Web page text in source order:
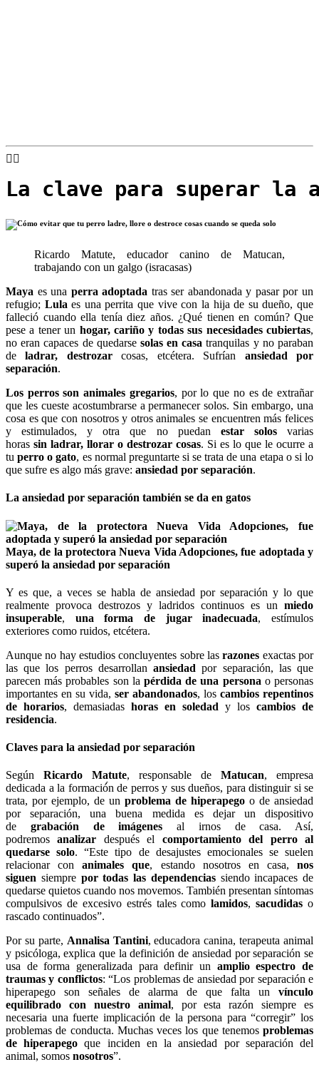
La clave para superar la
Ricardo Matute, educador canino de Matucan,
trabajando con un galgo (isracasas)
Maya es una perra adoptada tras ser abandonada y pasar por un
refugio; Lula es una perrita que vive con la hija de su dueño, que
falleció cuando ella tenía diez años. ¿Qué tienen en común? Que
pese a tener un hogar, cariño y todas sus necesidades cubiertas,
no eran capaces de quedarse solas en casatranquilas y no paraban
de ladrar, destrozarcosas, etcétera. Sufrían ansiedad por
separación.
Los perros son animales gregarios, por lo que no es de extrañar
que les cueste acostumbrarse a permanecer solos. Sin embargo, una
cosa es que con nosotros y otros animales se encuentren más felices
y estimulados, y otra que no puedan estar solosvarias
horas sin ladrar, llorar o destrozar cosas. Si es lo que le ocurre a
tuperro o gato, es normal preguntarte si se trata de una etapa o si lo
que sufre es algo más grave: ansiedad por separación.
La ansiedad por separación también se da en gatos
Maya, de la protectora Nueva Vida Adopciones, fue adoptada y
superó la ansiedad por separación
Y es que, a veces se habla de ansiedad por separación y lo que
realmente provoca destrozos y ladridos continuos es un miedo
insuperable, una forma de jugar inadecuada, estímulos
exteriores como ruidos, etcétera.
Aunque no hay estudios concluyentes sobre las razones exactas por
las que los perros desarrollanansiedad por separación, las que
parecen más probables son la pérdida de una persona o personas
importantes en su vida, ser abandonados, los cambios repentinos
de horarios, demasiadas horas en soledad y los cambios de
residencia.
Claves para la ansiedad por separación
Según Ricardo Matute, responsable de Matucan, empresa
dedicada a la formació́n de perros y sus dueños, para distinguir si se
trata, por ejemplo, de un problema de hiperapego o de ansiedad
por separación, una buena medida es dejar un dispositivo
de grabación de imágenes al irnos de casa. Así,
podremos analizar después el comportamiento del perro al
quedarse solo. “Este tipo de desajustes emocionales se suelen
relacionar conanimales que, estando nosotros en casa, nos
siguen siemprepor todas las dependenciassiendo incapaces de
quedarse quietos cuando nos movemos. También presentan síntomas
compulsivos de excesivo estrés tales como lamidos,sacudidas o
rascado continuados”.
Por su parte, Annalisa Tantini, educadora canina, terapeuta animal
y psicóloga, explica que la definición de ansiedad por separación se
usa de forma generalizada para definir un amplio espectro de
traumas y conflictos: “Los problemas de ansiedad por separación e
hiperapego son señales de alarma de que falta un vínculo
equilibrado con nuestro animal, por esta razón siempre es
necesaria una fuerte implicación de la persona para “corregir” los
problemas de conducta. Muchas veces los que tenemos problemas
de hiperapegoque inciden en la ansiedad por separación del
animal, somos nosotros”.